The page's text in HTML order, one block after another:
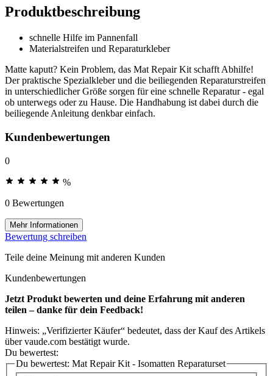
Produktbeschreibung
schnelle Hilfe im Pannenfall
Materialstreifen und Reparaturkleber
Matte kaputt? Kein Problem, das Mat Repair Kit schafft Abhilfe!
Der praktische Spezialkleber und die beiliegenden Reparaturstreifen
in unterschiedlicher Größe sorgen für eine schnelle Reparatur - egal
ob unterwegs oder zu Hause. Die Handhabung ist dabei durch die
beiliegende Anleitung denkbar einfach.
Kundenbewertungen
0
%
0 Bewertungen
Mehr Informationen
Bewertung schreiben
Teile deine Meinung mit anderen Kunden
Kundenbewertungen
Jetzt Produkt bewerten und deine Erfahrung mit anderen
teilen – danke für dein Feedback!
Hinweis: „Verifizierter Käufer“ bedeutet, dass der Kauf des Artikels
über vaude.com bestätigt wurde.
Du bewertest:
Du bewertest: Mat Repair Kit - Isomatten Reparaturset